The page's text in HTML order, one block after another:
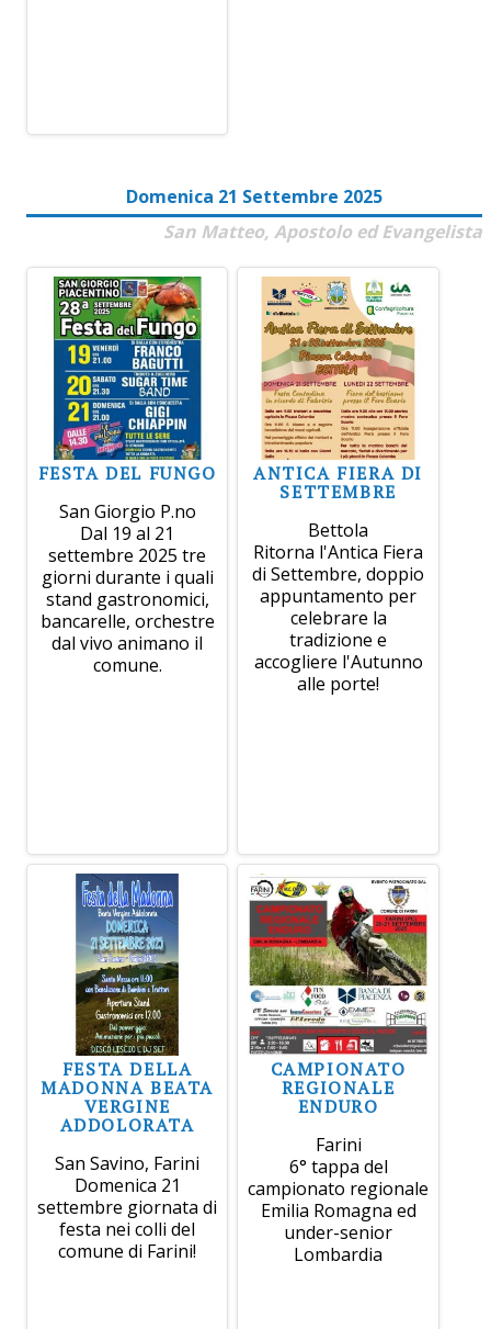
Domenica 21 Settembre 2025
San Matteo, Apostolo ed Evangelista
FESTA DEL FUNGO
San Giorgio P.no
Dal 19 al 21
settembre 2025 tre
giorni durante i quali
stand gastronomici,
bancarelle, orchestre
dal vivo animano il
comune.
ANTICA FIERA DI
SETTEMBRE
Bettola
Ritorna l'Antica Fiera
di Settembre, doppio
appuntamento per
celebrare la
tradizione e
accogliere l'Autunno
alle porte!
FESTA DELLA
MADONNA BEATA
VERGINE
ADDOLORATA
San Savino, Farini
Domenica 21
settembre giornata di
festa nei colli del
comune di Farini!
CAMPIONATO
REGIONALE
ENDURO
Farini
6° tappa del
campionato regionale
Emilia Romagna ed
under-senior
Lombardia